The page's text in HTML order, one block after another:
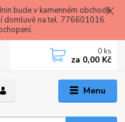
bude v kamenném obchodě
domluvě na tel. 776601016.
Menu
0 ks
za 0,00 Kč